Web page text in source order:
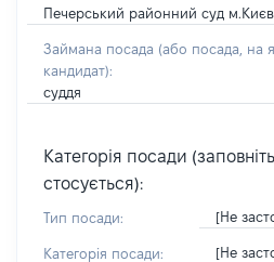
Печерський районний суд
Займана посада (або посада, на
кандидат):
суддя
Категорія посади
стосується):
Тип посади: [Не
Категорія посади: [Не